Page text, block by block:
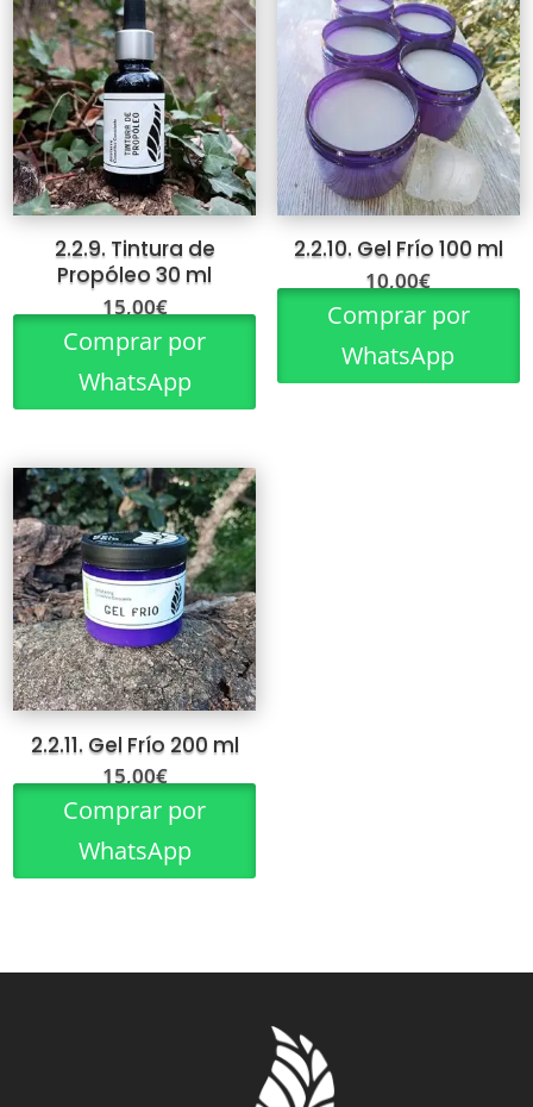
2.2.9. Tintura de
Propóleo 30 ml
15,00€
Comprar por
WhatsApp
2.2.10. Gel Frío 100 ml
10,00€
Comprar por
WhatsApp
2.2.11. Gel Frío 200 ml
15,00€
Comprar por
WhatsApp